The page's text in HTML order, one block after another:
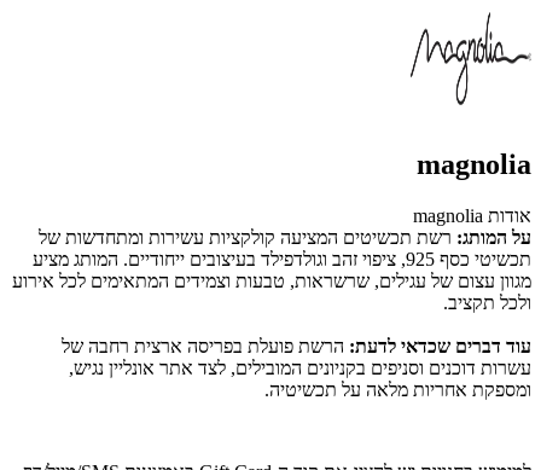
magnolia
אודות magnolia
על המותג: רשת תכשיטים המציעה קולקציות עשירות ומתחדשות של
תכשיטי כסף 925, ציפוי זהב וגולדפילד בעיצובים ייחודיים. המותג מציע
מגוון עצום של עגילים, שרשראות, טבעות וצמידים המתאימים לכל אירוע
ולכל תקציב.
עוד דברים שכדאי לדעת: הרשת פועלת בפריסה ארצית רחבה של
עשרות דוכנים וסניפים בקניונים המובילים, לצד אתר אונליין נגיש,
ומספקת אחריות מלאה על תכשיטיה.